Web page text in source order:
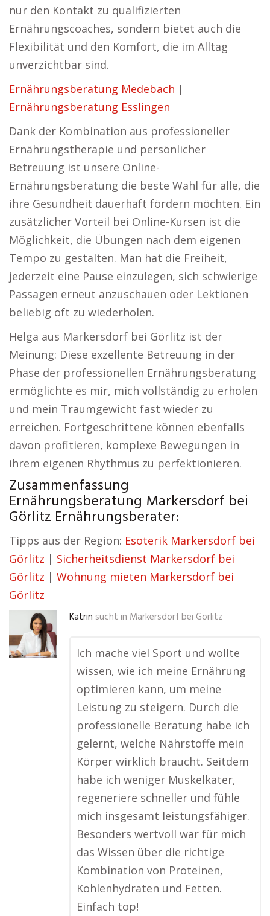
nur den Kontakt zu qualifizierten
Ernährungscoaches, sondern bietet auch die
Flexibilität und den Komfort, die im Alltag
unverzichtbar sind.
Ernährungsberatung Medebach |
Ernährungsberatung Esslingen
Dank der Kombination aus professioneller
Ernährungstherapie und persönlicher
Betreuung ist unsere Online-
Ernährungsberatung die beste Wahl für alle, die
ihre Gesundheit dauerhaft fördern möchten. Ein
zusätzlicher Vorteil bei Online-Kursen ist die
Möglichkeit, die Übungen nach dem eigenen
Tempo zu gestalten. Man hat die Freiheit,
jederzeit eine Pause einzulegen, sich schwierige
Passagen erneut anzuschauen oder Lektionen
beliebig oft zu wiederholen.
Helga aus Markersdorf bei Görlitz ist der
Meinung: Diese exzellente Betreuung in der
Phase der professionellen Ernährungsberatung
ermöglichte es mir, mich vollständig zu erholen
und mein Traumgewicht fast wieder zu
erreichen. Fortgeschrittene können ebenfalls
davon profitieren, komplexe Bewegungen in
ihrem eigenen Rhythmus zu perfektionieren.
Zusammenfassung
Ernährungsberatung Markersdorf bei
Görlitz Ernährungsberater:
Tipps aus der Region: Esoterik Markersdorf bei
Görlitz | Sicherheitsdienst Markersdorf bei
Görlitz | Wohnung mieten Markersdorf bei
Görlitz
Katrin sucht in Markersdorf bei Görlitz
Ich mache viel Sport und wollte
wissen, wie ich meine Ernährung
optimieren kann, um meine
Leistung zu steigern. Durch die
professionelle Beratung habe ich
gelernt, welche Nährstoffe mein
Körper wirklich braucht. Seitdem
habe ich weniger Muskelkater,
regeneriere schneller und fühle
mich insgesamt leistungsfähiger.
Besonders wertvoll war für mich
das Wissen über die richtige
Kombination von Proteinen,
Kohlenhydraten und Fetten.
Einfach top!